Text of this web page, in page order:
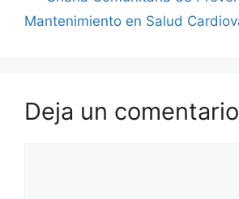
Mantenimiento en Salud
Deja un comentario